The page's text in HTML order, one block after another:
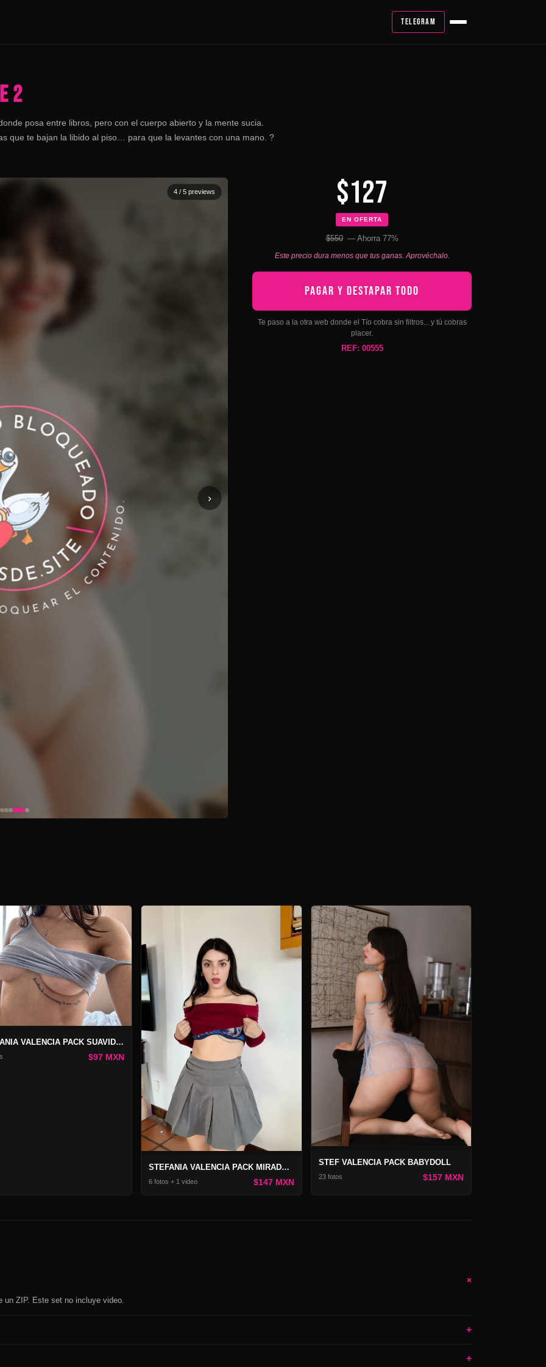
TELEGRAM
2
posa entre libros, pero con el cuerpo abierto y la mente sucia.
que te bajan la libido al piso… para que la levantes con una mano. ?
4 / 5 previews
›
$127
EN OFERTA
$550 — Ahorra 77%
Este precio dura menos que tus ganas. Aprovéchalo.
PAGAR Y DESTAPAR TODO
Te paso a la otra web donde el Tío cobra sin filtros... y tú cobras
placer.
REF: 00555
STEFANIA VALENCIA PACK SUAVIDAD SEDUCTORA
$97 MXN
STEFANIA VALENCIA PACK MIRADA ARDIENTE
6 fotos + 1 video $147 MXN
STEF VALENCIA PACK BABYDOLL
23 fotos $157 MXN
+
ZIP. Este set no incluye video.
+
+